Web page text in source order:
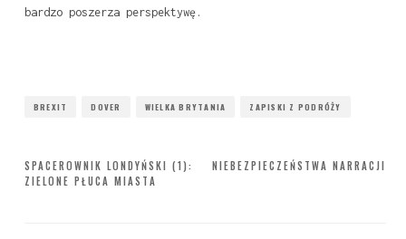
bardzo poszerza perspektywę.
BREXIT DOVER WIELKA BRYTANIA ZAPISKI Z PODRÓŻY
Nawigacja
NIEBEZPIECZEŃSTWA NARRACJI
SPACEROWNIK LONDYŃSKI (1):
ZIELONE PŁUCA MIASTA